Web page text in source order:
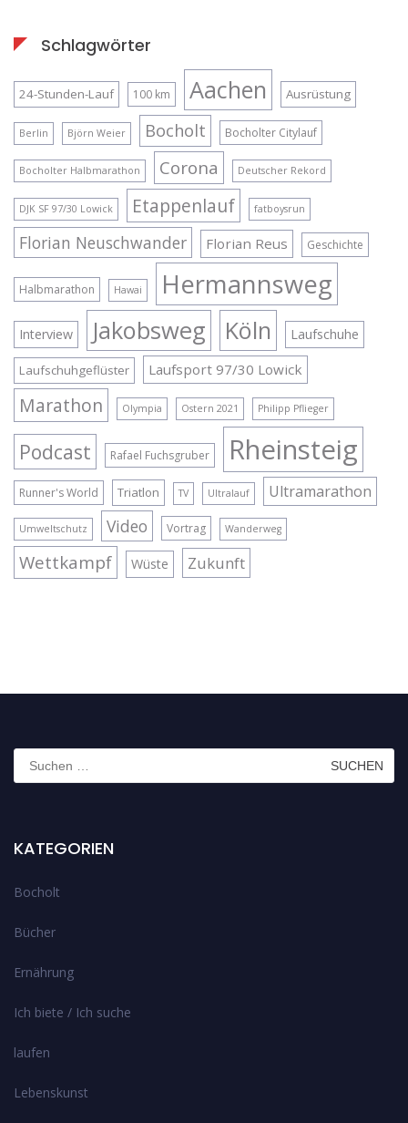
Schlagwörter
24-Stunden-Lauf 100 km Aachen Ausrüstung
Berlin Björn Weier Bocholt Bocholter Citylauf
Bocholter Halbmarathon Corona Deutscher Rekord
DJK SF 97/30 Lowick Etappenlauf fatboysrun
Florian Neuschwander Florian Reus Geschichte
Halbmarathon Hawai Hermannsweg
Interview Jakobsweg Köln Laufschuhe
Laufschuhgeflüster Laufsport 97/30 Lowick
Marathon Olympia Ostern 2021 Philipp Pflieger
Podcast Rafael Fuchsgruber Rheinsteig
Runner's World Triatlon TV Ultralauf Ultramarathon
Umweltschutz Video Vortrag Wanderweg
Wettkampf Wüste Zukunft
Suchen
nach:
KATEGORIEN
Bocholt
Bücher
Ernährung
Ich biete / Ich suche
laufen
Lebenskunst